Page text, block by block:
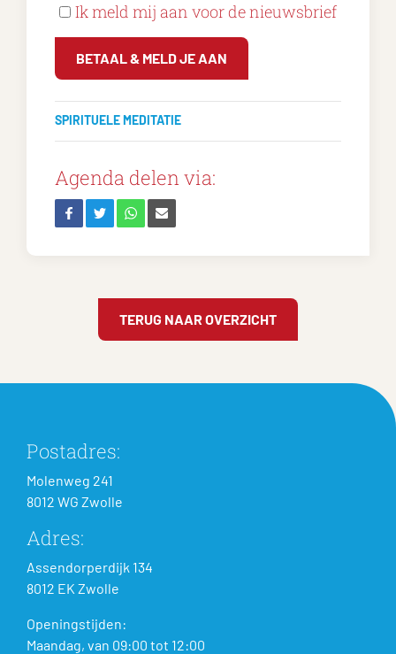
Ik meld mij aan voor de nieuwsbrief
BETAAL & MELD JE AAN
SPIRITUELE MEDITATIE
Agenda delen via:
TERUG NAAR OVERZICHT
Postadres:
Molenweg 241
8012 WG Zwolle
Adres:
Assendorperdijk 134
8012 EK Zwolle
Openingstijden:
Maandag, van 09:00 tot 12:00